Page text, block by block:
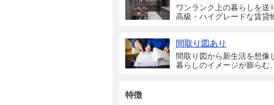
ワンランク上の暮らしを送
高級・ハイグレードな賃貸
間取り図あり
間取り図から新生活を想像
暮らしのイメージが膨らむ
特徴